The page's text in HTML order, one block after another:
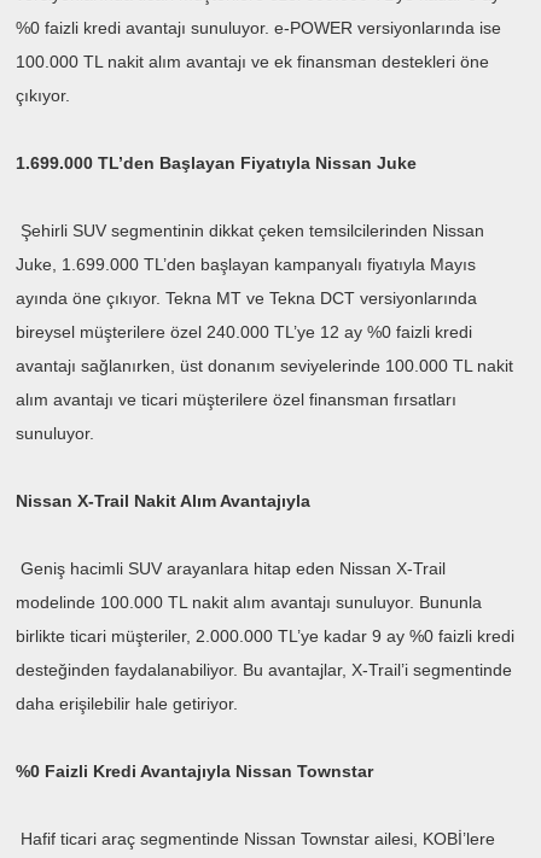
%0 faizli kredi avantajı sunuluyor. e-POWER versiyonlarında ise
100.000 TL nakit alım avantajı ve ek finansman destekleri öne
çıkıyor.
1.699.000 TL’den Başlayan Fiyatıyla Nissan Juke
Şehirli SUV segmentinin dikkat çeken temsilcilerinden Nissan
Juke, 1.699.000 TL’den başlayan kampanyalı fiyatıyla Mayıs
ayında öne çıkıyor. Tekna MT ve Tekna DCT versiyonlarında
bireysel müşterilere özel 240.000 TL’ye 12 ay %0 faizli kredi
avantajı sağlanırken, üst donanım seviyelerinde 100.000 TL nakit
alım avantajı ve ticari müşterilere özel finansman fırsatları
sunuluyor.
Nissan X-Trail Nakit Alım Avantajıyla
Geniş hacimli SUV arayanlara hitap eden Nissan X-Trail
modelinde 100.000 TL nakit alım avantajı sunuluyor. Bununla
birlikte ticari müşteriler, 2.000.000 TL’ye kadar 9 ay %0 faizli kredi
desteğinden faydalanabiliyor. Bu avantajlar, X-Trail’i segmentinde
daha erişilebilir hale getiriyor.
%0 Faizli Kredi Avantajıyla Nissan Townstar
Hafif ticari araç segmentinde Nissan Townstar ailesi, KOBİ’lere